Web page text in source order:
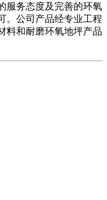
服务态度及完善的环氧
。公司产品经专业工程
料和耐磨环氧地坪产品